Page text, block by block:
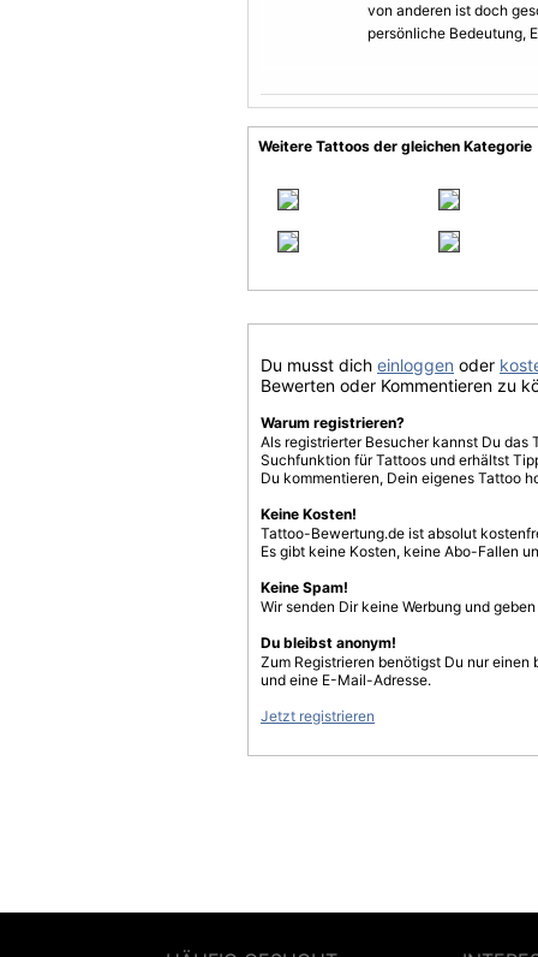
von anderen ist doch
persönliche Bedeutung,
Weitere Tattoos der gleichen Kategorie
Du musst dich einloggen oder
Bewerten oder Kommentieren zu
Warum registrieren?
Als registrierter Besucher kannst Du
Suchfunktion für Tattoos und erhältst
Du kommentieren, Dein eigenes Tattoo
Keine Kosten!
Tattoo-Bewertung.de ist absolut
Es gibt keine Kosten, keine Abo-Fallen
Keine Spam!
Wir senden Dir keine Werbung und
Du bleibst anonym!
Zum Registrieren benötigst Du nur einen
und eine E-Mail-Adresse.
Jetzt registrieren